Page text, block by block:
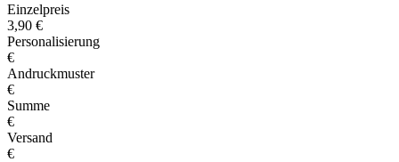
Einzelpreis
3,90 €
Personalisierung
€
Andruckmuster
€
Summe
€
Versand
€